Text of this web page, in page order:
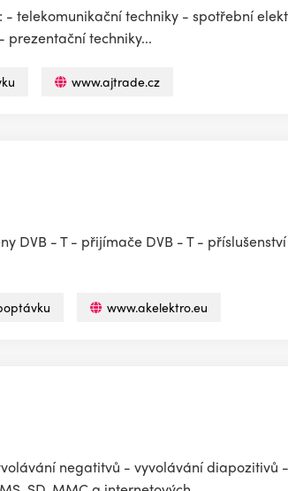
telekomunikační techniky - spotřební
techniky...
www.ajtrade.cz
DVB - T - přijímače DVB - T -
www.akelektro.eu
negatitvů - vyvolávání diapozitivů